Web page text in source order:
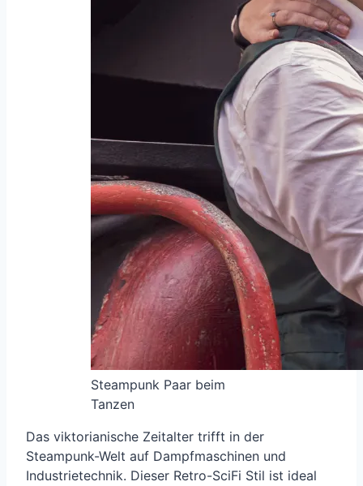
Steampunk Paar beim
Tanzen
Das viktorianische Zeitalter trifft in der
Steampunk-Welt auf Dampfmaschinen und
Industrietechnik. Dieser Retro-SciFi Stil ist ideal